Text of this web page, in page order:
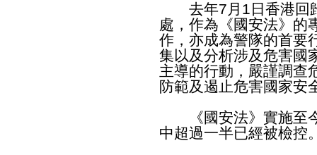
去年7月1日香港回
處，作為《國安法》的
作，亦成為警隊的首要
集以及分析涉及危害國
主導的行動，嚴謹調查
防範及遏止危害國家安
《國安法》實施至今
中超過一半已經被檢控